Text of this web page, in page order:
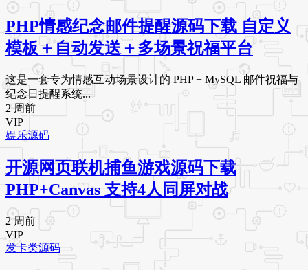
PHP情感纪念邮件提醒源码下载 自定义
模板＋自动发送＋多场景祝福平台
这是一套专为情感互动场景设计的 PHP + MySQL 邮件祝福与
纪念日提醒系统...
2 周前
VIP
娱乐源码
开源网页联机捕鱼游戏源码下载
PHP+Canvas 支持4人同屏对战
2 周前
VIP
发卡类源码